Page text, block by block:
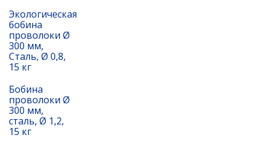
Экологическая
бобина
проволоки Ø
300 мм,
Сталь, Ø 0,8,
15 кг
Бобина
проволоки Ø
300 мм,
сталь, Ø 1,2,
15 кг